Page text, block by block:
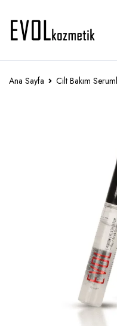
Ana Sayfa Cilt Bakım